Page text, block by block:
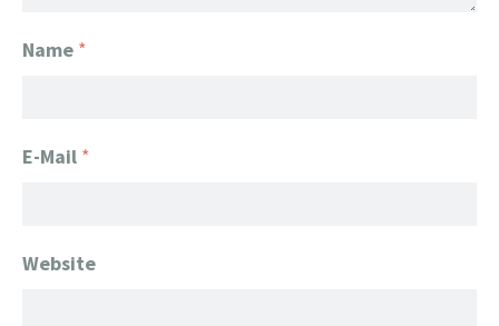
Name *
E-Mail *
Website